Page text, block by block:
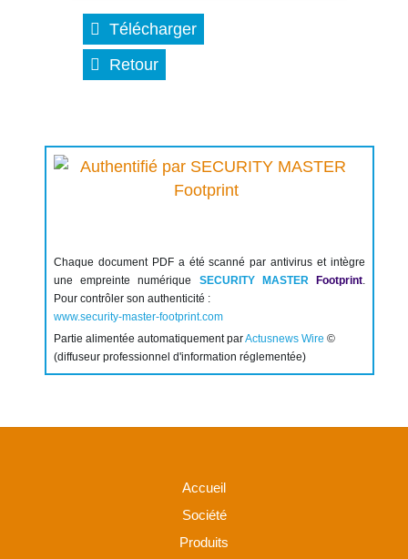
Télécharger
Retour
Chaque document PDF a été scanné par antivirus et intègre
une empreinte numérique SECURITY MASTER Footprint
Pour contrôler son authenticité :
www.security-master-footprint.com
Partie alimentée automatiquement parActusnews Wire ©
(diffuseur professionnel d'information réglementée)
Accueil
Société
Produits